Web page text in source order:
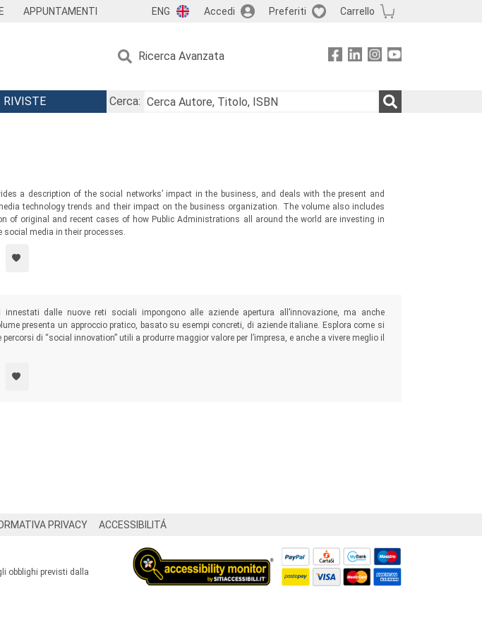
APPUNTAMENTI ENG Accedi Preferiti Carrello
Ricerca Avanzata
RIVISTE
Cerca:
a description of the social networks’ impact in the business, and deals with the present and
technology trends and their impact on the business organization. The volume also includes
of original and recent cases of how Public Administrations all around the world are investing in
social media in their processes.
innestati dalle nuove reti sociali impongono alle aziende apertura all’innovazione, ma anche
presenta un approccio pratico, basato su esempi concreti, di aziende italiane. Esplora come si
percorsi di “social innovation” utili a produrre maggior valore per l’impresa, e anche a vivere meglio il
PRIVACY ACCESSIBILITÁ
obblighi previsti dalla